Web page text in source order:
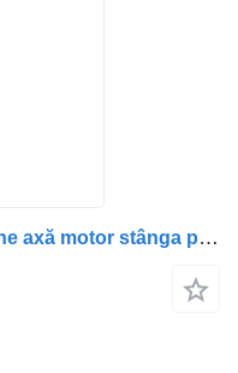
Barra di reazione Tijă de torsiune axă motor stânga per camion Scania 1486757-13